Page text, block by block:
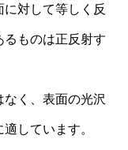
対して等しく反
ものは正反射す
く、表面の光沢
しています。